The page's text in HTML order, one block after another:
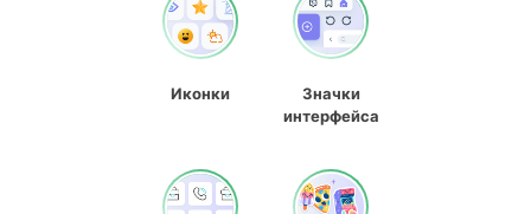
Иконки
Значки
интерфейса